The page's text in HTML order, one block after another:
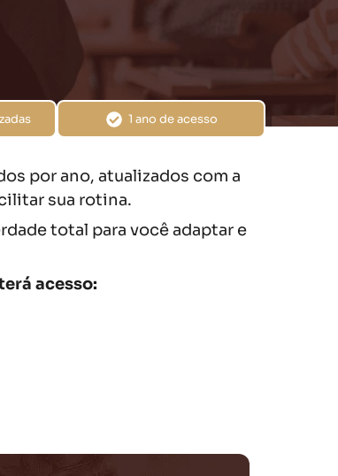
1 ano de acesso
por ano, atualizados com a
sua rotina.
total para você adaptar e
acesso: